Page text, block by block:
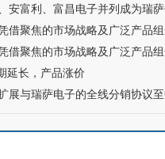
安富利、富昌电子并列成为瑞
借聚焦的市场战略及广泛产品
借聚焦的市场战略及广泛产品
延长，产品涨价
展与瑞萨电子的全线分销协议